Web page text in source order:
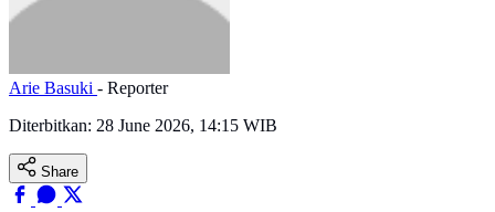
Arie Basuki - Reporter
Diterbitkan: 28 June 2026, 14:15 WIB
Share